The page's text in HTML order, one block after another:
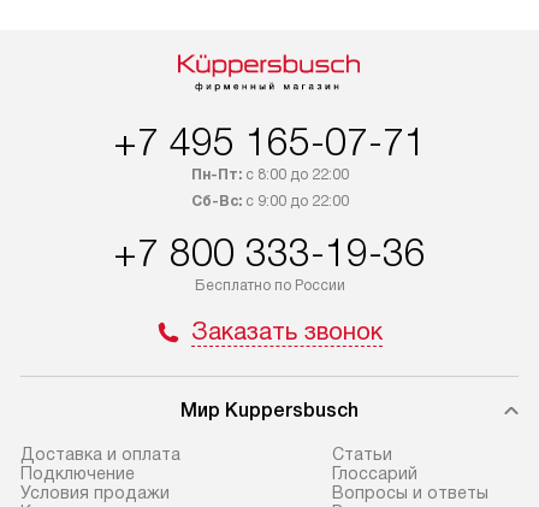
+7 495 165-07-71
Пн-Пт:с 8:00 до 22:00
Сб-Вс:с 9:00 до 22:00
+7 800 333-19-36
Бесплатно по России
Заказать звонок
Мир Kuppersbusch
Доставка и оплата
Подключение
Условия продажи
Cтатьи
Глоссарий
Вопросы и ответы